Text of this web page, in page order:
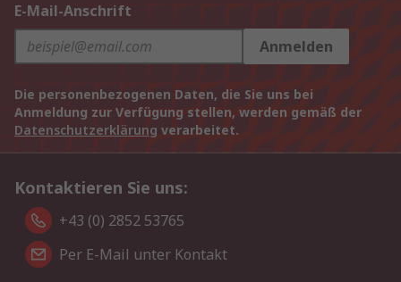
E-Mail-Anschrift
Anmelden
Die personenbezogenen Daten, die Sie uns bei
Anmeldung zur Verfügung stellen, werden gemäß der
Datenschutzerklärung verarbeitet.
Kontaktieren Sie uns:
+43 (0) 2852 53765
Per E-Mail unter Kontakt